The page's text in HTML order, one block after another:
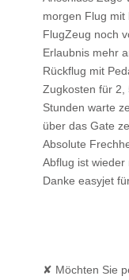
morgen Flug mit
FlugZeug noch
Erlaubnis mehr
Rückflug mit
Zugkosten für 2,
Stunden warte
über das Gate
Absolute
Abflug ist wieder
Danke easyjet
✘ Möchten Sie